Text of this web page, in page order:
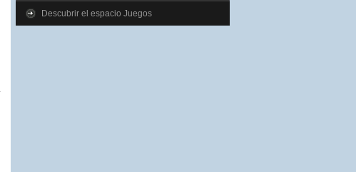
Descubrir el espacio Juegos